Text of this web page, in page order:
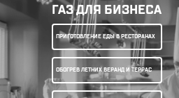
ГАЗ ДЛЯ БИЗНЕСА
ПРИГОТОВЛЕНИЕ ЕДЫ В РЕСТОРАНАХ
ОБОГРЕВ ЛЕТНИХ ВЕРАНД И ТЕРРАС